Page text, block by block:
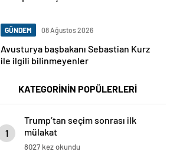
GÜNDEM 08 Ağustos 2026
Avusturya başbakanı Sebastian Kurz
ile ilgili bilinmeyenler
KATEGORİNİN POPÜLERLERİ
1
Trump’tan seçim sonrası ilk
mülakat
8027 kez okundu